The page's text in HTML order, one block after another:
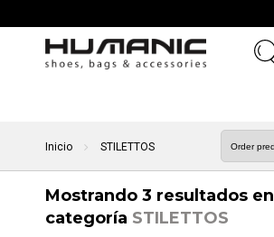
Inicio STILETTOS
Mostrando 3 resultados en
categoría STILETTOS